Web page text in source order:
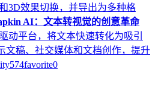
3D效果切换，并导出为多种格
AI：文本转视觉的创意革命
动平台，将文本快速转化为吸引
文稿、社交媒体和文档创作，提升
574favorite0